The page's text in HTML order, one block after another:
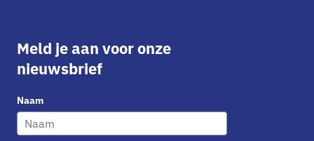
Meld je aan voor onze
nieuwsbrief
Naam